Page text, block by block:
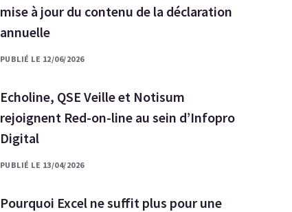
mise à jour du contenu de la déclaration
annuelle
PUBLIÉ LE 12/06/2026
Echoline, QSE Veille et Notisum
rejoignent Red-on-line au sein d’Infopro
Digital
PUBLIÉ LE 13/04/2026
Pourquoi Excel ne suffit plus pour une